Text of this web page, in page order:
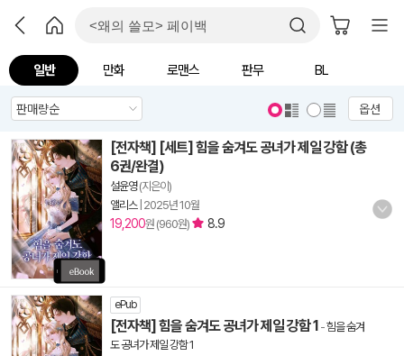
일반 만화 로맨스 판무 BL
옵션
[전자책] [세트] 힘을 숨겨도 공녀가 제일 강함 (총
6권/완결)
설윤영(지은이)
앨리스| 2025년 10월
19,200원 (960원) 8.9
ePub
[전자책] 힘을 숨겨도 공녀가 제일 강함 1 -힘을 숨겨
도 공녀가 제일 강함 1